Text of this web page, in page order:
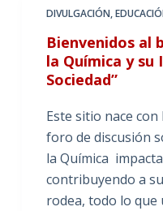
DIVULGACIÓN,
Bienvenidos al
la Química y su
Sociedad”
Este sitio nace
foro de discusión
la Química
contribuyendo a
rodea, todo lo que